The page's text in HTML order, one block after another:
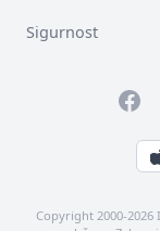
Sigurnost
Copyright 2000-2026